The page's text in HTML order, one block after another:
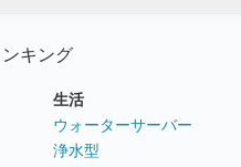
キング
生活
ウォーターサーバー
浄水型